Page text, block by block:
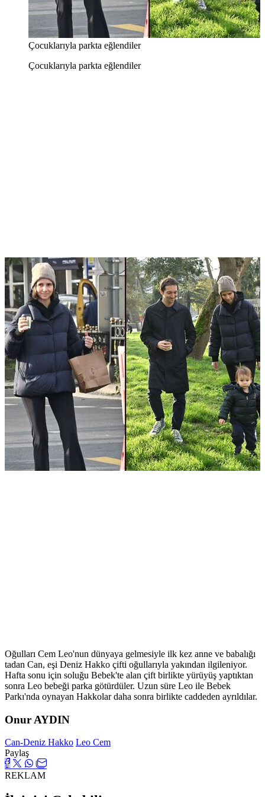
Çocuklarıyla parkta eğlendiler
Çocuklarıyla parkta eğlendiler
Oğulları Cem Leo'nun dünyaya gelmesiyle ilk kez anne ve babalığı
tadan Can, eşi Deniz Hakko çifti oğullarıyla yakından ilgileniyor.
Hafta sonu için soluğu Bebek'te alan çift birlikte yürüyüş yaptıktan
sonra Leo bebeği parka götürdüler. Uzun süre Leo ile Bebek
Parkı'nda oynayan Hakkolar daha sonra birlikte caddeden ayrıldılar.
Onur AYDIN
Can-Deniz Hakko Leo Cem
Paylaş
REKLAM